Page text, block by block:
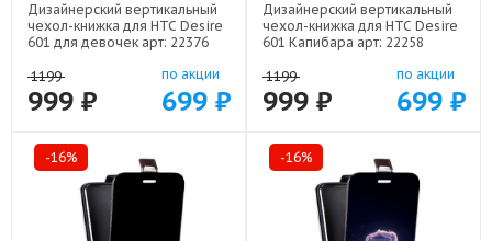
Дизайнерский вертикальный
чехол-книжка для HTC Desire
601 для девочек арт: 22376
1199
999 ₽
по акции
699 ₽
Дизайнерский вертикальный
чехол-книжка для HTC Desire
601 Капибара арт: 22258
1199
999 ₽
по акции
699 ₽
-16% -16%